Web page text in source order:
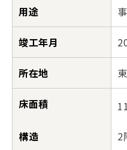
用途
竣工年月
所在地
床面積
構造 2